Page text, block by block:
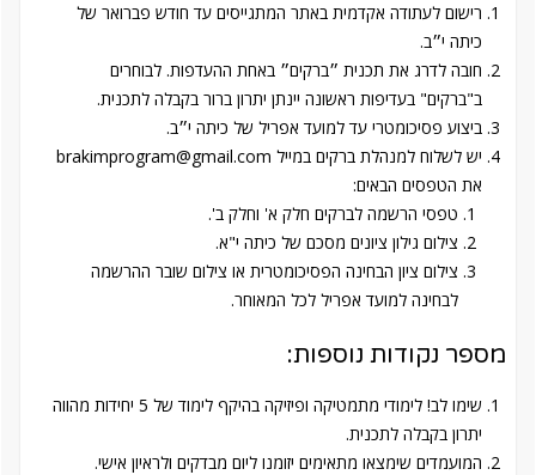
רישום לעתודה אקדמית באתר המתגייסים עד חודש פברואר של
כיתה י״ב.
חובה לדרג את תכנית ״ברקים״ באחת ההעדפות. לבוחרים
ב"ברקים" בעדיפות ראשונה יינתן יתרון ברור בקבלה לתכנית.
ביצוע פסיכומטרי עד למועד אפריל של כיתה י״ב.
יש לשלוח למנהלת ברקים במייל brakimprogram@gmail.com
את הטפסים הבאים:
טפסי הרשמה לברקים חלק א' וחלק ב'.
צילום גילון ציונים מסכם של כיתה י"א.
צילום ציון הבחינה הפסיכומטרית או צילום שובר ההרשמה
לבחינה למועד אפריל לכל המאוחר.
:מספר נקודות נוספות
שימו לב! לימודי מתמטיקה ופיזיקה בהיקף לימוד של 5 יחידות מהווה
יתרון בקבלה לתכנית.
המועמדים שימצאו מתאימים יזומנו ליום מבדקים ולראיון אישי.